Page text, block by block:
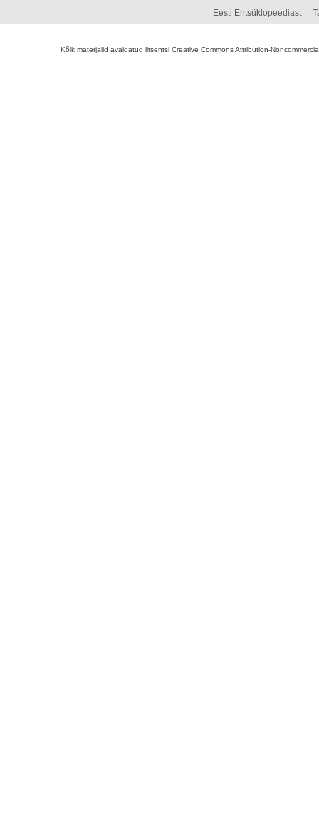
Eesti Entsüklopeediast
Kõik materjalid avaldatud litsentsi Creative Commons Attribution-